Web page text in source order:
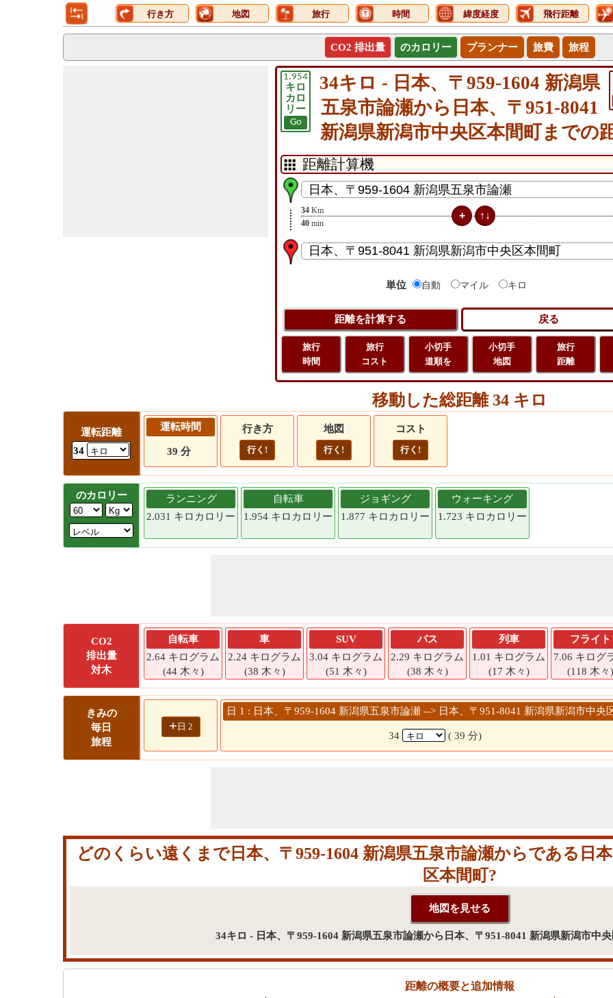
行き方 地図 旅行 時間 緯度経度 飛行距離
CO2 排出量 のカロリー プランナー 旅費 旅程
1.954
キロ
カロ
リー
Go
34キロ - 日本、〒959-1604 新潟県
五泉市論瀬から日本、〒951-8041
新潟県新潟市中央区本間町までの
34 Km
40 min
単位 自動 マイル キロ
旅行
時間
旅行
コスト
小切手
道順を
小切手
地図
旅行
距離
移動した総距離 34 キロ
運転距離
34
運転時間
39 分
行き方
行く!
地図
行く!
コスト
行く!
のカロリー
ランニング
2.031 キロカロリー
自転車
1.954 キロカロリー
ジョギング
1.877 キロカロリー
ウォーキング
1.723 キロカロリー
CO2
排出量
対木
自転車
2.64 キログラム
(44 木々)
車
2.24 キログラム
(38 木々)
SUV
3.04 キログラム
(51 木々)
バス
2.29 キログラム
(38 木々)
列車
1.01 キログラム
(17 木々)
フライト
7.06 キログ
(118 木々)
きみの
毎日
旅程
+ 日 2
日 1 : 日本、〒959-1604 新潟県五泉市論瀬 --> 日本、〒951-8041 新潟県新潟市中央
34 ( 39 分)
どのくらい遠くまで日本、〒959-1604 新潟県五泉市論瀬からである日
区本間町?
34キロ - 日本、〒959-1604 新潟県五泉市論瀬から日本、〒951-8041 新潟県新潟市中
距離の概要と追加情報